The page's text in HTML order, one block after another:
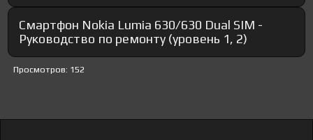
Смартфон Nokia Lumia 630/630 Dual SIM -
Руководство по ремонту (уровень 1, 2)
Просмотров: 152